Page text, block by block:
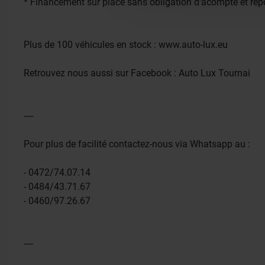
informations que vous leur
* Financement sur place sans obligation d'acompte et
Plus de 100 véhicules en stock : www.auto-lux.eu
Retrouvez nous aussi sur Facebook : Auto Lux Tournai
----
Pour plus de facilité contactez-nous via Whatsapp au :
- 0472/74.07.14
- 0484/43.71.67
- 0460/97.26.67
----